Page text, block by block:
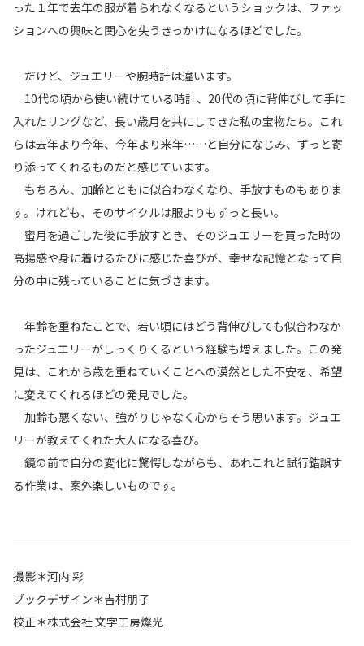
った１年で去年の服が着られなくなるというショックは、ファッ
ションへの興味と関心を失うきっかけになるほどでした。
だけど、ジュエリーや腕時計は違います。
10代の頃から使い続けている時計、20代の頃に背伸びして手に
入れたリングなど、長い歳月を共にしてきた私の宝物たち。これ
らは去年より今年、今年より来年……と自分になじみ、ずっと寄
り添ってくれるものだと感じています。
もちろん、加齢とともに似合わなくなり、手放すものもありま
す。けれども、そのサイクルは服よりもずっと長い。
蜜月を過ごした後に手放すとき、そのジュエリーを買った時の
高揚感や身に着けるたびに感じた喜びが、幸せな記憶となって自
分の中に残っていることに気づきます。
年齢を重ねたことで、若い頃にはどう背伸びしても似合わなか
ったジュエリーがしっくりくるという経験も増えました。この発
見は、これから歳を重ねていくことへの漠然とした不安を、希望
に変えてくれるほどの発見でした。
加齢も悪くない、強がりじゃなく心からそう思います。ジュエ
リーが教えてくれた大人になる喜び。
鏡の前で自分の変化に驚愕しながらも、あれこれと試行錯誤す
る作業は、案外楽しいものです。
撮影＊河内 彩
ブックデザイン＊吉村朋子
校正＊株式会社 文字工房燦光